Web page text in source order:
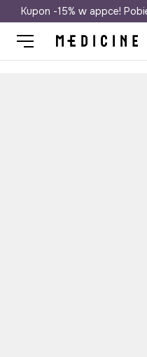
Darmowa
Kupon -15% w appce!